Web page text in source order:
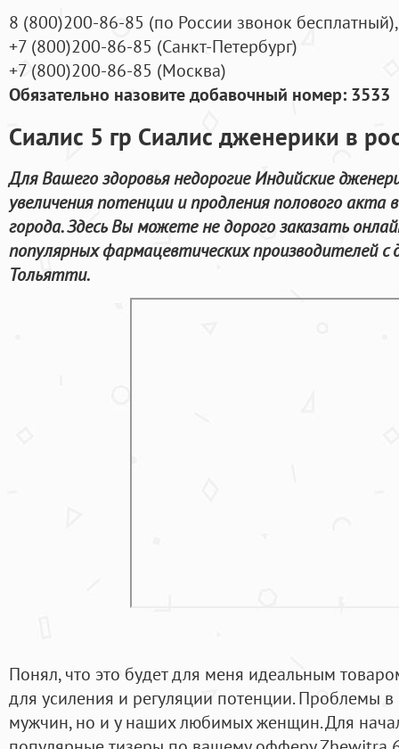
8 (800)200-86-85 (по России звонок бесплатный),
+7 (800)200-86-85 (Санкт-Петербург)
+7 (800)200-86-85 (Москва)
Обязательно назовите добавочный номер: 3533
Сиалис 5 гр Сиалис дженерики в
Для Вашего здоровья недорогие Индийские
увеличения потенции и продления полового акта
города. Здесь Вы можете не дорого заказать
популярных фармацевтических производителей с
Тольятти.
Понял, что это будет для меня идеальным
для усиления и регуляции потенции. Проблемы в
мужчин, но и у наших любимых женщин. Для